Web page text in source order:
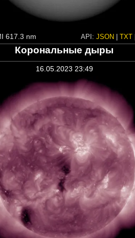
617.3 nm API: JSON TXT|
Корональные дыры
16.05.2023 23:49